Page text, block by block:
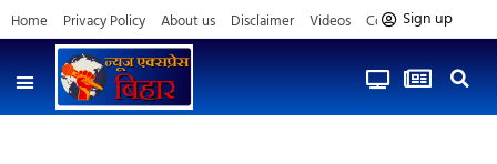
Home Privacy Policy About us Disclaimer Videos Contact us
Sign up